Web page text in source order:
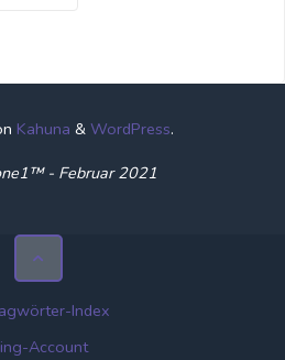
Kahuna & WordPress.
- Februar 2021
Index
Account